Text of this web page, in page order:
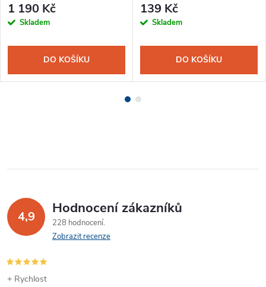
1 190 Kč
Skladem
DO KOŠÍKU
139 Kč
Skladem
DO KOŠÍKU
4,9 Hodnocení zákazníků
228 hodnocení
Zobrazit recenze
+ Rychlost